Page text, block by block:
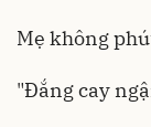
Mẹ không
"Đắng cay